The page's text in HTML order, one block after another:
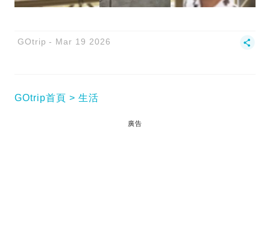
GOtrip Mar 19 2026
GOtrip首頁 生活
廣告